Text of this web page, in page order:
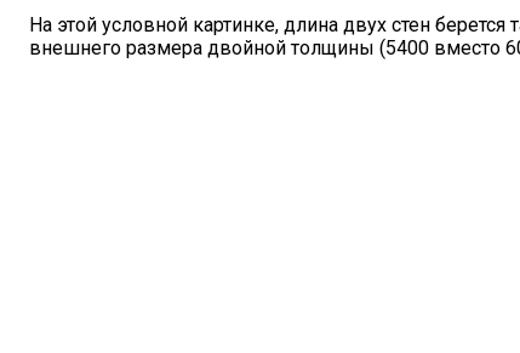
На этой условной картинке, длина двух стен
внешнего размера двойной толщины (5400 вместо